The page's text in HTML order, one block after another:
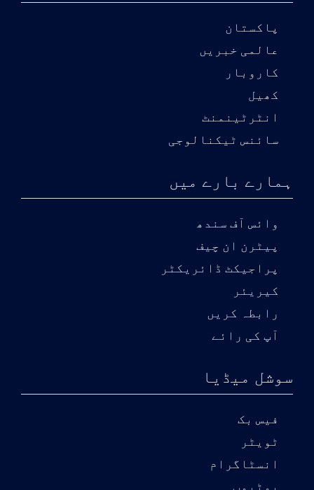
پاکستان
عالمی خبریں
کاروبار
کھیل
انٹرٹینمنٹ
سائنس ٹیکنالوجی
ہمارے بارے میں
وائس آف سندھ
پیٹرن ان چیف
پراجیکٹ ڈائریکٹر
کیریئر
رابطہ کریں
آپ کی رائے
سوشل میڈیا
فیس بک
ٹویٹر
انسٹاگرام